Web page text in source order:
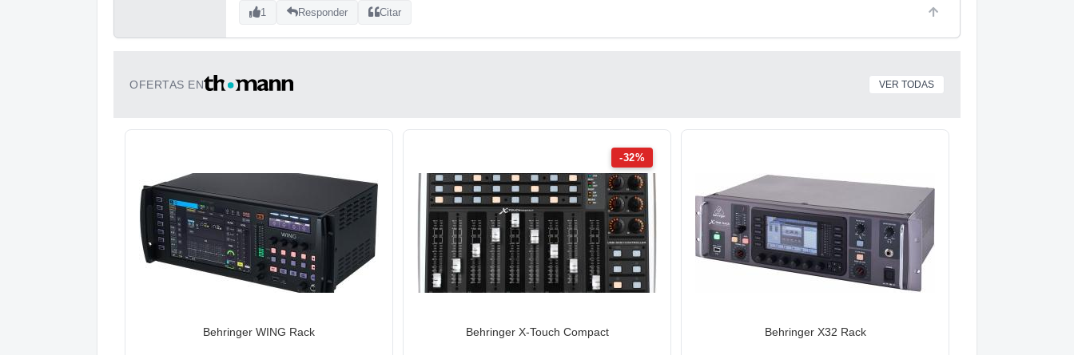
1 Responder Citar
OFERTAS EN VER TODAS
Behringer WING Rack
-32%
Behringer X-Touch Compact Behringer X32 Rack